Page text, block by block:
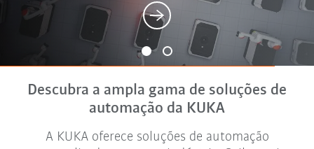
Descubra a ampla gama de soluções de
automação da KUKA
A KUKA oferece soluções de automação